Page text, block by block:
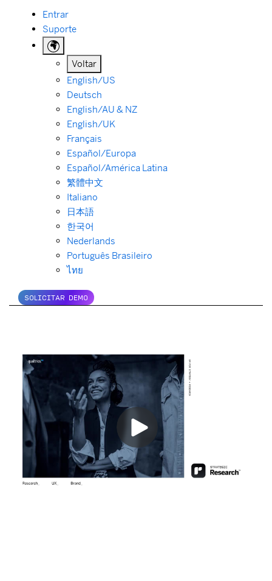
Entrar
Suporte
Voltar
English/US
Deutsch
English/AU & NZ
English/UK
Français
Español/Europa
Español/América Latina
繁體中文
Italiano
日本語
한국어
Nederlands
Português Brasileiro
ไทย
SOLICITAR DEMO